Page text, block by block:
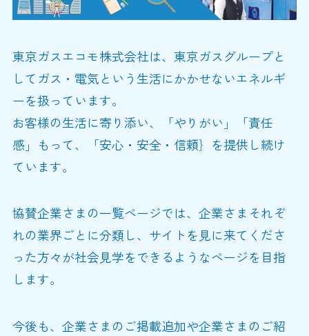
東京ガスエコモ株式会社は、東京ガスグループと
してガス・電気という生活にかかせないエネルギ
ーを扱っています。
お客様の生活に寄り添い、「やりがい」「責任
感」もって、「安心・安全・信頼｝を提供し続け
ています。
協賛企業さまの一覧ページでは、企業さまそれぞ
れの業界ごとに分類し、サイトを見に来てくださ
った方々が社会見学をできるようなページを目指
します。
今後も、企業さまのご掲載追加や企業さまのご紹